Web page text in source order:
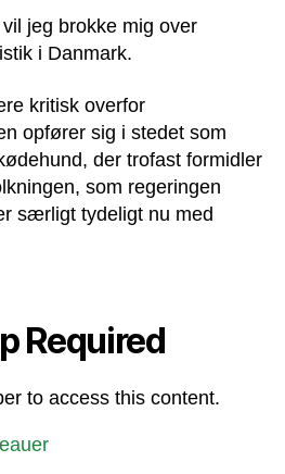
jeg brokke mig over
i Danmark.
kritisk overfor
opfører sig i stedet som
der trofast formidler
som regeringen
særligt tydeligt nu med
Required
to access this content.